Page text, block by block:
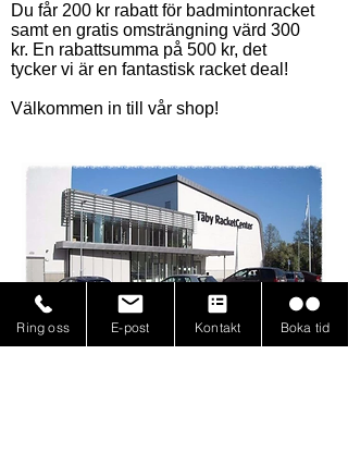
Du får 200 kr rabatt för badmintonracket
samt en gratis omsträngning värd 300
kr. En rabattsumma på 500 kr, det
tycker vi är en fantastisk racket deal!
Välkommen in till vår shop!
Läs fler nyheter
Ring oss E-post Kontakt Boka tid